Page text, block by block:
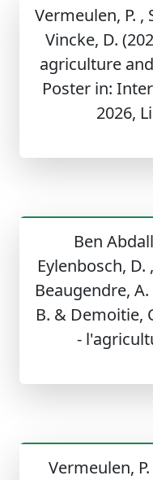
Vermeulen, P. ,
Vincke, D.
agriculture
Poster in:
2026,
Ben
Eylenbosch, D.
Beaugendre,
B. & Demoitie,
-
Vermeulen,